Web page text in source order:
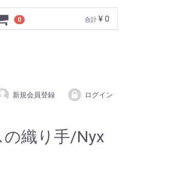
新規会員登録 ログイン
0 合計 ¥ 0
の織り手/Nyx